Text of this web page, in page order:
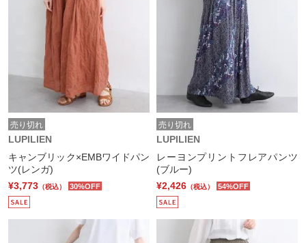
売り切れ
LUPILIEN
キャンブリック×EMBワイドパン
ツ(レンガ)
¥3,773 （税込） 30%OFF
売り切れ
LUPILIEN
レーヨンプリントフレアパンツ
(ブルー)
¥2,426 （税込） 54%OFF